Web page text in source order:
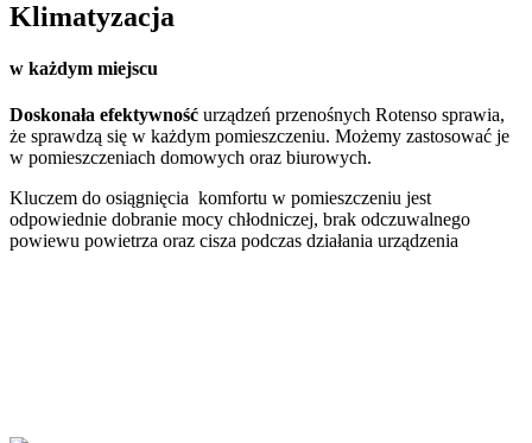
Klimatyzacja
w każdym miejscu
Doskonała efektywność urządzeń przenośnych Rotenso sprawia,
że sprawdzą się w każdym pomieszczeniu. Możemy zastosować je
w pomieszczeniach domowych oraz biurowych.
Kluczem do osiągnięcia komfortu w pomieszczeniu jest
odpowiednie dobranie mocy chłodniczej, brak odczuwalnego
powiewu powietrza oraz cisza podczas działania urządzenia